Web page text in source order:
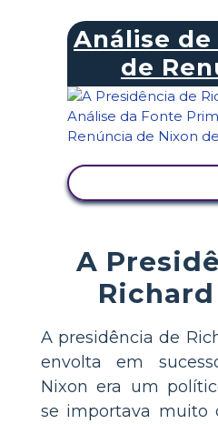
Análise de
de
A
A presidência de
envolta em
Nixon era um
se importava muito